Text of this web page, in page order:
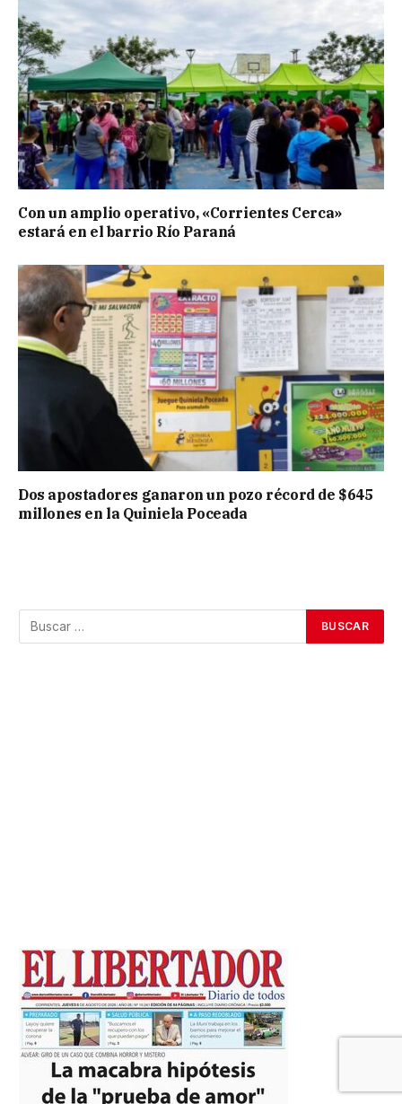
Con un amplio operativo, «Corrientes Cerca»
estará en el barrio Río Paraná
Dos apostadores ganaron un pozo récord de $645
millones en la Quiniela Poceada